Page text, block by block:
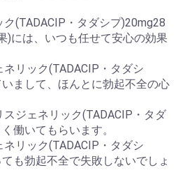
(TADACIP・タダシプ)20mg28
には、いつも任せて安心の効果
リック(TADACIP・タダシ
まして、ほんとに勃起不全の心
ジェネリック(TADACIP・タダ
働いてもらいます。
リック(TADACIP・タダシ
も勃起不全で失敗しないでしょ